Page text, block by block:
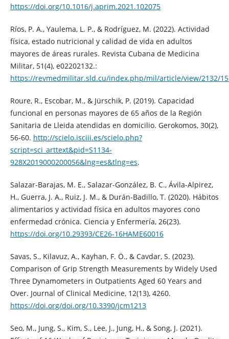
https://doi.org/10.1016/j.aprim.2021.102075
Ríos, P. A., Yaulema, L. P., & Rodríguez, M. (2022). Actividad
física, estado nutricional y calidad de vida en adultos
mayores de áreas rurales. Revista Cubana de Medicina
Militar, 51(4), e02202132.:
https://revmedmilitar.sld.cu/index.php/mil/article/view/2132/
Roure, R., Escobar, M., & Jürschik, P. (2019). Capacidad
funcional en personas mayores de 65 años de la Región
Sanitaria de Lleida atendidas en domicilio. Gerokomos, 30(2),
56-60. http://scielo.isciii.es/scielo.php?
script=sci_arttext&pid=S1134-
928X2019000200056&lng=es&tlng=es.
Salazar-Barajas, M. E., Salazar-González, B. C., Ávila-Alpirez,
H., Guerra, J. A., Ruiz, J. M., & Durán-Badillo, T. (2020). Hábitos
alimentarios y actividad física en adultos mayores cono
enfermedad crónica. Ciencia y Enfermería, 26(23).
https://doi.org/10.29393/CE26-16HAME60016
Savas, S., Kilavuz, A., Kayhan, F. Ö., & Cavdar, S. (2023).
Comparison of Grip Strength Measurements by Widely Used
Three Dynamometers in Outpatients Aged 60 Years and
Over. Journal of Clinical Medicine, 12(13), 4260.
https://doi.org/doi.org/10.3390/jcm1213
Seo, M., Jung, S., Kim, S., Lee, J., Jung, H., & Song, J. (2021).